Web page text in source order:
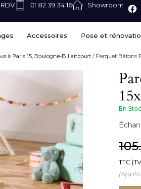
01 82 39 34 16 Showroom
Accessoires Pose et
à Paris 15, Boulogne-Billancourt / Parquet Bâtons
En
TTC